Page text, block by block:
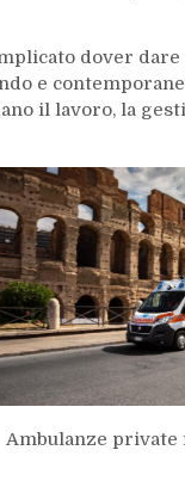
dover
e
il lavoro, la
Ambulanze private